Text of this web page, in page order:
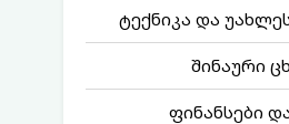
ტექნიკა და
შინაური
ფინანსები